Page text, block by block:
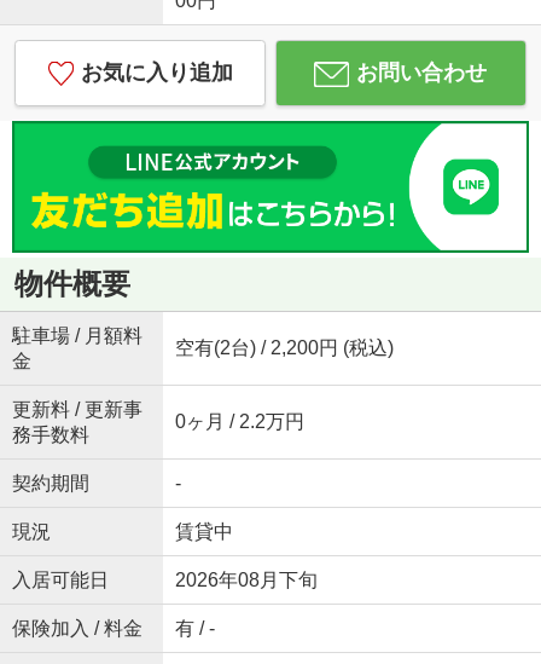
お気に入り追加 お問い合わせ
物件概要
駐車場 / 月額料
金
空有(2台) / 2,200円 (税込)
更新料 / 更新事
務手数料
0ヶ月 / 2.2万円
契約期間 -
現況 賃貸中
入居可能日 2026年08月下旬
保険加入 / 料金 有 / -